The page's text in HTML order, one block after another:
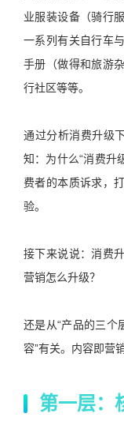
业服装设备（骑行
一系列有关自行车
手册（做得和旅游
行社区等等。
通过分析消费升级
知：为什么“消费升
费者的本质诉求，
验。
接下来说说：消费
营销怎么升级？
还是从“产品的三个
容”有关。内容即营
第一层：